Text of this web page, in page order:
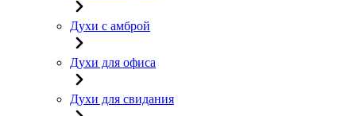
Духи с амброй
Духи для офиса
Духи для свидания